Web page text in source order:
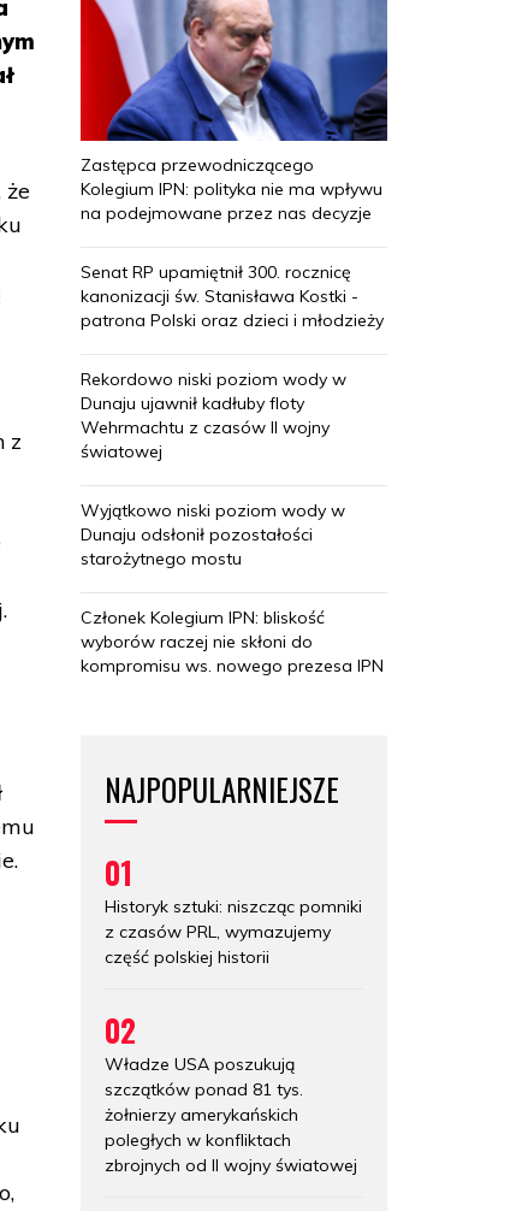
że
z
Zastępca przewodniczącego
Kolegium IPN: polityka nie ma wpływu
na podejmowane przez nas decyzje
Senat RP upamiętnił 300. rocznicę
kanonizacji św. Stanisława Kostki -
patrona Polski oraz dzieci i młodzieży
Rekordowo niski poziom wody w
Dunaju ujawnił kadłuby floty
Wehrmachtu z czasów II wojny
światowej
Wyjątkowo niski poziom wody w
Dunaju odsłonił pozostałości
starożytnego mostu
Członek Kolegium IPN: bliskość
wyborów raczej nie skłoni do
kompromisu ws. nowego prezesa IPN
NAJPOPULARNIEJSZE
01
Historyk sztuki: niszcząc pomniki
z czasów PRL, wymazujemy
część polskiej historii
02
Władze USA poszukują
szczątków ponad 81 tys.
żołnierzy amerykańskich
poległych w konfliktach
zbrojnych od II wojny światowej